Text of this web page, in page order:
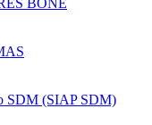
BONE
SDM (SIAP SDM)